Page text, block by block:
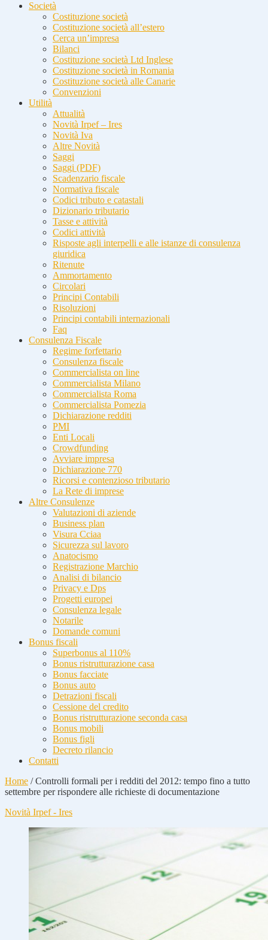
Società
Costituzione società
Costituzione società all’estero
Cerca un’impresa
Bilanci
Costituzione società Ltd Inglese
Costituzione società in Romania
Costituzione società alle Canarie
Convenzioni
Utilità
Attualità
Novità Irpef – Ires
Novità Iva
Altre Novità
Saggi
Saggi (PDF)
Scadenzario fiscale
Normativa fiscale
Codici tributo e catastali
Dizionario tributario
Tasse e attività
Codici attività
Risposte agli interpelli e alle istanze di consulenza
giuridica
Ritenute
Ammortamento
Circolari
Principi Contabili
Risoluzioni
Principi contabili internazionali
Faq
Consulenza Fiscale
Regime forfettario
Consulenza fiscale
Commercialista on line
Commercialista Milano
Commercialista Roma
Commercialista Pomezia
Dichiarazione redditi
PMI
Enti Locali
Crowdfunding
Avviare impresa
Dichiarazione 770
Ricorsi e contenzioso tributario
La Rete di imprese
Altre Consulenze
Valutazioni di aziende
Business plan
Visura Cciaa
Sicurezza sul lavoro
Anatocismo
Registrazione Marchio
Analisi di bilancio
Privacy e Dps
Progetti europei
Consulenza legale
Notarile
Domande comuni
Bonus fiscali
Superbonus al 110%
Bonus ristrutturazione casa
Bonus facciate
Bonus auto
Detrazioni fiscali
Cessione del credito
Bonus ristrutturazione seconda casa
Bonus mobili
Bonus figli
Decreto rilancio
Contatti
Home /Controlli formali per i redditi del 2012: tempo fino a tutto
settembre per rispondere alle richieste di documentazione
Novità Irpef - Ires